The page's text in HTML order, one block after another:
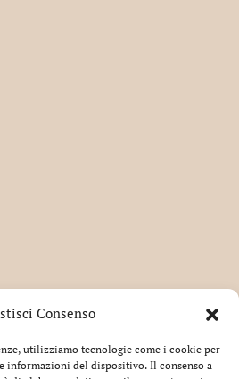
Consenso
utilizziamo tecnologie come i cookie per
informazioni del dispositivo. Il consenso a